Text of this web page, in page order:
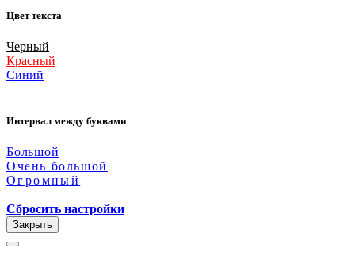
Цвет текста
Черный
Красный
Синий
Интервал между буквами
Большой
Очень большой
Огромный
Сбросить настройки
Закрыть